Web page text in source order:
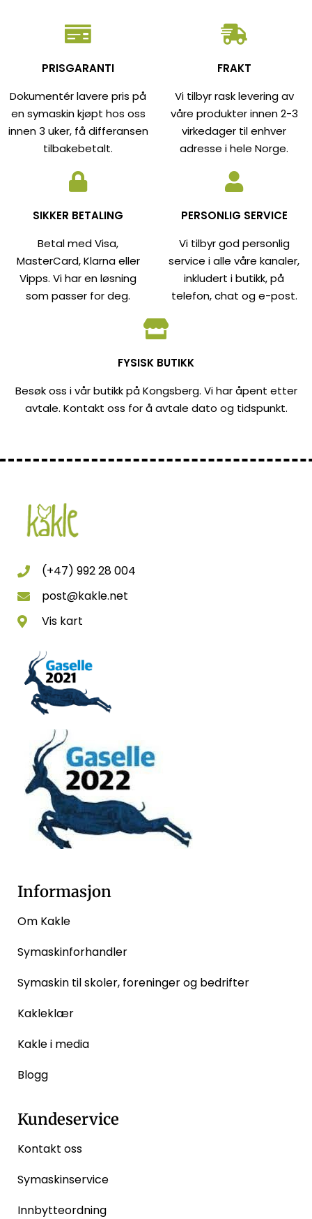
PRISGARANTI
Dokumentér lavere pris på
en symaskin kjøpt hos oss
innen 3 uker, få differansen
tilbakebetalt.
FRAKT
Vi tilbyr rask levering av
våre produkter innen 2-3
virkedager til enhver
adresse i hele Norge.
SIKKER BETALING
Betal med Visa,
MasterCard, Klarna eller
Vipps. Vi har en løsning
som passer for deg.
PERSONLIG SERVICE
Vi tilbyr god personlig
service i alle våre kanaler,
inkludert i butikk, på
telefon, chat og e-post.
FYSISK BUTIKK
Besøk oss i vår butikk på Kongsberg. Vi har åpent etter
avtale. Kontakt oss for å avtale dato og tidspunkt.
(+47) 992 28 004
post@kakle.net
Vis kart
Informasjon
Om Kakle
Symaskinforhandler
Symaskin til skoler, foreninger og bedrifter
Kakleklær
Kakle i media
Blogg
Kundeservice
Kontakt oss
Symaskinservice
Innbytteordning